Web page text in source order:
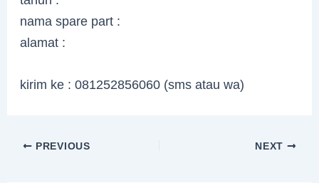
nama spare part :
alamat :
kirim ke : 081252856060 (sms atau wa)
PREVIOUS NEXT